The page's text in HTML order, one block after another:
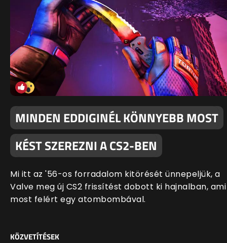
MINDEN EDDIGINÉL KÖNNYEBB MOST
KÉST SZEREZNI A CS2-BEN
Mi itt az '56-os forradalom kitörését ünnepeljük, a
Valve meg új CS2 frissítést dobott ki hajnalban, ami
most felért egy atombombával.
KÖZVETÍTÉSEK